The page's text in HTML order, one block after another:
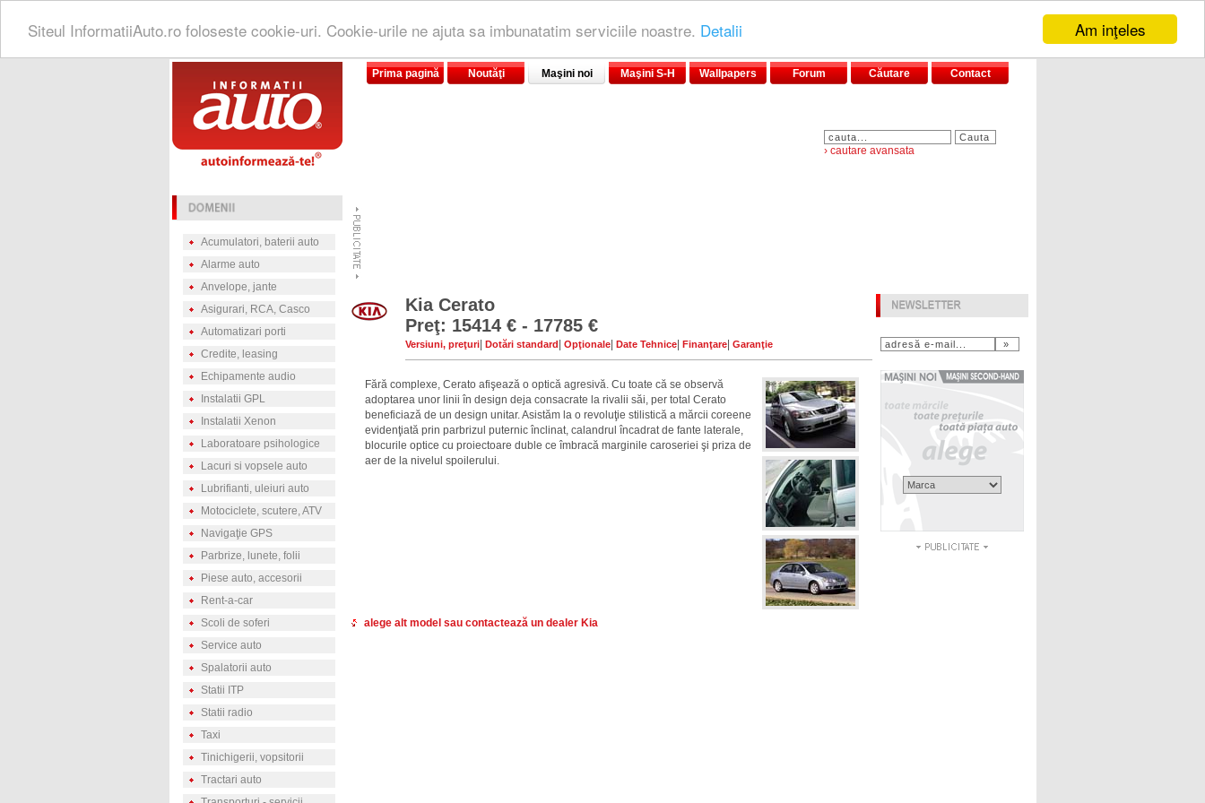
Am inţeles
Siteul InformatiiAuto.ro foloseste cookie-uri. Cookie-urile ne ajuta sa imbunatatim serviciile noastre. Detalii
Prima pagină Noutăţi Maşini noi Maşini S-H Wallpapers Forum Căutare Contact
› cautare avansata
Acumulatori, baterii auto
Alarme auto
Anvelope, jante
Asigurari, RCA, Casco
Automatizari porti
Credite, leasing
Echipamente audio
Instalatii GPL
Instalatii Xenon
Laboratoare psihologice
Lacuri si vopsele auto
Lubrifianti, uleiuri auto
Motociclete, scutere, ATV
Navigaţie GPS
Parbrize, lunete, folii
Piese auto, accesorii
Rent-a-car
Scoli de soferi
Service auto
Spalatorii auto
Statii ITP
Statii radio
Taxi
Tinichigerii, vopsitorii
Tractari auto
Kia Cerato
Preţ: 15414 € - 17785 €
Versiuni, preţuri| Dotări standard Opţionale| Date Tehnice| Finanţare| Garanţie
Fără complexe, Cerato afişează o optică agresivă. Cu toate că se observă
adoptarea unor linii în design deja consacrate la rivalii săi, per total Cerato
beneficiază de un design unitar. Asistăm la o revoluţie stilistică a mărcii coreene
evidenţiată prin parbrizul puternic înclinat, calandrul încadrat de fante laterale,
blocurile optice cu proiectoare duble ce îmbracă marginile caroseriei şi priza de
aer de la nivelul spoilerului.
alege alt model sau contactează un dealer Kia